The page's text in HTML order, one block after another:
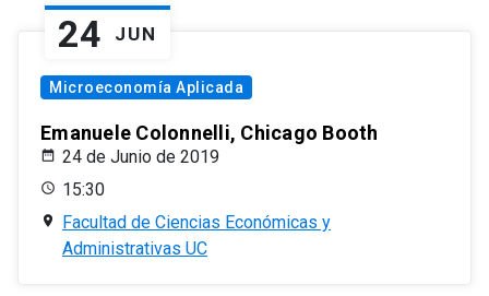
24 JUN
Microeconomía Aplicada
Emanuele Colonnelli, Chicago Booth
24 de Junio de 2019
15:30
Facultad de Ciencias Económicas y
Administrativas UC